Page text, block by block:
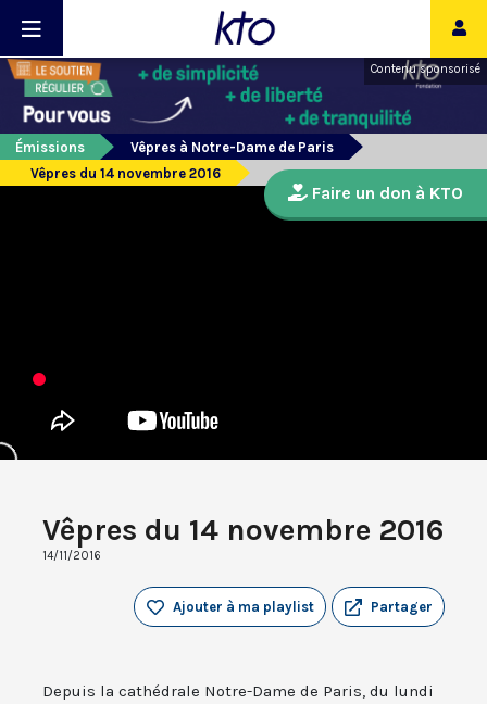
Contenu sponsorisé
Émissions
Vêpres à Notre-Dame de Paris
Vêpres du 14 novembre 2016
Vêpres du 14 novembre 2016
14/11/2016
Partager
Ajouter à ma playlist
Depuis la cathédrale Notre-Dame de Paris, du lundi
Faire un don à KTO